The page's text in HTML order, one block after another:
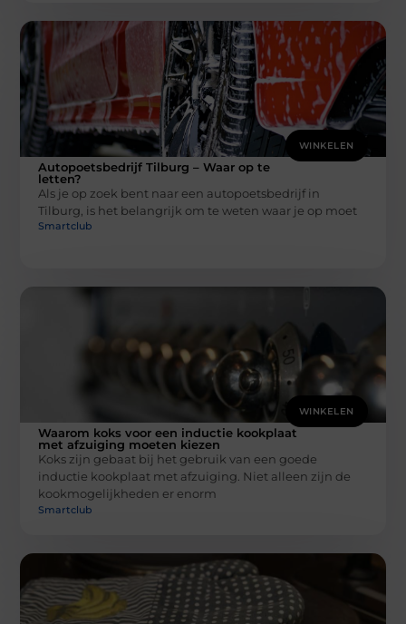
WINKELEN
Autopoetsbedrijf Tilburg – Waar op te
letten?
Als je op zoek bent naar een autopoetsbedrijf in
Tilburg, is het belangrijk om te weten waar je op moet
Smartclub
WINKELEN
Waarom koks voor een inductie kookplaat
met afzuiging moeten kiezen
Koks zijn gebaat bij het gebruik van een goede
inductie kookplaat met afzuiging. Niet alleen zijn de
kookmogelijkheden er enorm
Smartclub